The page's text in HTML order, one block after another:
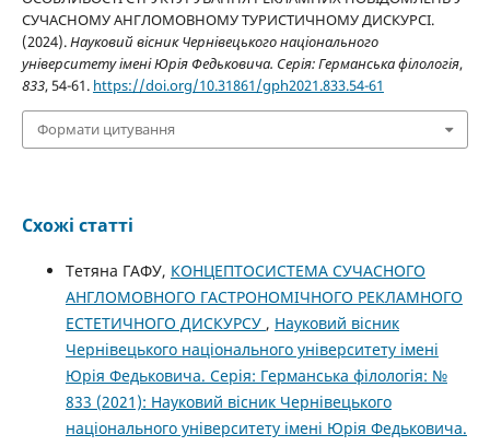
СУЧАСНОМУ АНГЛОМОВНОМУ ТУРИСТИЧНОМУ ДИСКУРСІ.
(2024).Науковий вісник Чернівецького національного
університету імені Юрія Федьковича. Серія: Германська філологія,
833, 54-61. https://doi.org/10.31861/gph2021.833.54-61
Формати цитування
Схожі статті
Тетяна ГАФУ, КОНЦЕПТОСИСТЕМА СУЧАСНОГО
АНГЛОМОВНОГО ГАСТРОНОМІЧНОГО РЕКЛАМНОГО
ЕСТЕТИЧНОГО ДИСКУРСУ , Науковий вісник
Чернівецького національного університету імені
Юрія Федьковича. Серія: Германська філологія: №
833 (2021): Науковий вісник Чернівецького
національного університету імені Юрія Федьковича.